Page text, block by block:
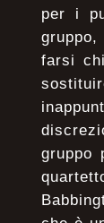
per i
gruppo,
farsi
gruppo